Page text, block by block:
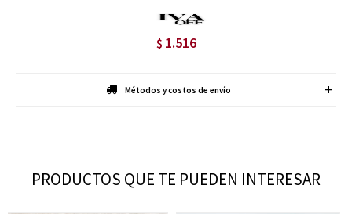
$ 1.516
Métodos y costos de envío
PRODUCTOS QUE TE PUEDEN INTERESAR